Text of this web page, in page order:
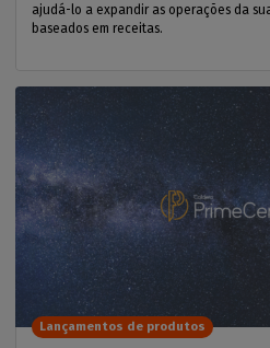
ajudá-lo a expandir as operações da
baseados em receitas.
Lançamentos de produtos